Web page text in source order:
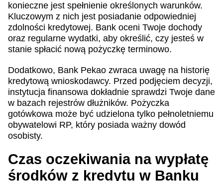
konieczne jest spełnienie określonych warunków.
Kluczowym z nich jest posiadanie odpowiedniej
zdolności kredytowej. Bank oceni Twoje dochody
oraz regularne wydatki, aby określić, czy jesteś w
stanie spłacić nową pożyczkę terminowo.
Dodatkowo, Bank Pekao zwraca uwagę na historię
kredytową wnioskodawcy. Przed podjęciem decyzji,
instytucja finansowa dokładnie sprawdzi Twoje dane
w bazach rejestrów dłużników. Pożyczka
gotówkowa może być udzielona tylko pełnoletniemu
obywatelowi RP, który posiada ważny dowód
osobisty.
Czas oczekiwania na wypłatę
środków z kredytu w Banku